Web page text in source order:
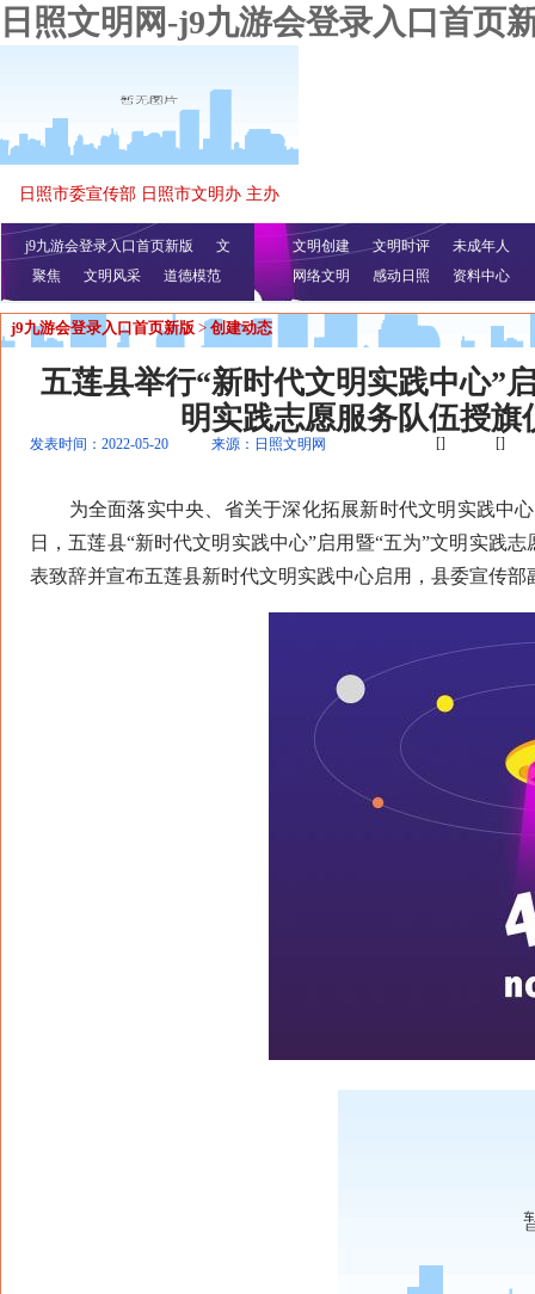
日照文明网-j9九游会登录入口首页
日照市委宣传部 日照市文明办 主办
j9九游会登录入口首页新版
文
明播报
公益视频
聚焦 文明风采 道德模范
文明创建 文明时评
未成年人
网络文明
感动日照 资料中心
j9九游会登录入口首页新版 > 创建动态
五莲县举行“新时代文明实践中心”
明实践志愿服务队伍授旗
发表时间：2022-05-20 来源：日照文明网 [] []
为全面落实中央、省关于深化拓展新时代文明实践中心
日，五莲县“新时代文明实践中心”启用暨“五为”文明实践
表致辞并宣布五莲县新时代文明实践中心启用，县委宣传